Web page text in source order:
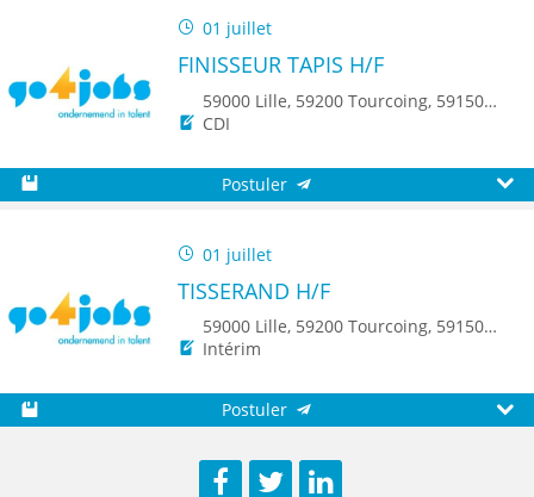
01 juillet
FINISSEUR TAPIS H/F
59000 Lille, 59200 Tourcoing, 59150 Wattrelos, 59250 Halluin, 59223 Roncq, 59560 Comines
CDI
Postuler
01 juillet
TISSERAND H/F
59000 Lille, 59200 Tourcoing, 59150 Wattrelos, 59250 Halluin, 59223 Roncq, 59560 Comines
Intérim
Postuler